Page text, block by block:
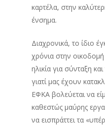
καρτέλα, στην
ένσημα.
Διαχρονικά, το ίδιο
χρόνια στην
ηλικία για σύνταξη
γιατί μας έχουν
ΕΦΚΑ βολεύεται να
καθεστώς μαύρης
να εισπράττει τα